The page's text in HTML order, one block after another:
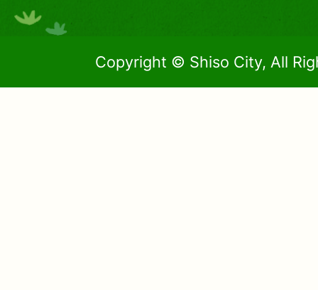
Copyright © Shiso City, All